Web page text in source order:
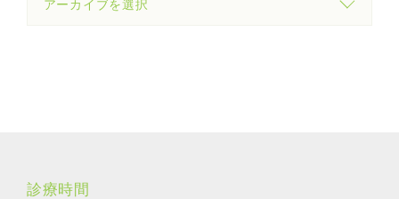
診療時間